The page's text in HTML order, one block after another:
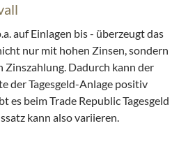
auf Einlagen bis - überzeugt das
nur mit hohen Zinsen, sondern
Dadurch kann der
der Tagesgeld-Anlage positiv
es beim Trade Republic Tagesgeld
kann also variieren.